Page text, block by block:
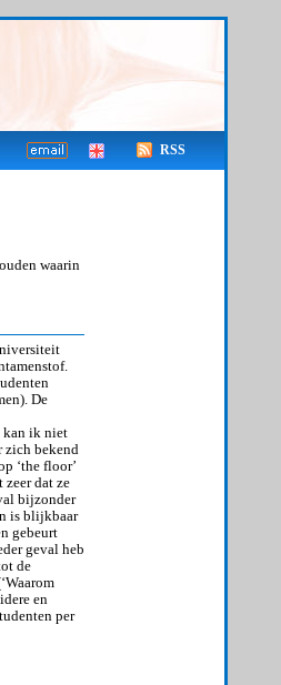
RSS
waarin
De
kan ik niet
zich bekend
‘the floor’
zeer dat ze
bijzonder
is blijkbaar
gebeurt
geval heb
de
en
per